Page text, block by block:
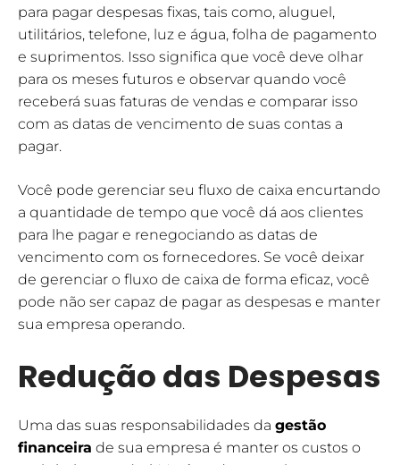
para pagar despesas fixas, tais como, aluguel,
utilitários, telefone, luz e água, folha de pagamento
e suprimentos. Isso significa que você deve olhar
para os meses futuros e observar quando você
receberá suas faturas de vendas e comparar isso
com as datas de vencimento de suas contas a
pagar.
Você pode gerenciar seu fluxo de caixa encurtando
a quantidade de tempo que você dá aos clientes
para lhe pagar e renegociando as datas de
vencimento com os fornecedores. Se você deixar
de gerenciar o fluxo de caixa de forma eficaz, você
pode não ser capaz de pagar as despesas e manter
sua empresa operando.
Redução das Despesas
Uma das suas responsabilidades da gestão
financeira de sua empresa é manter os custos o